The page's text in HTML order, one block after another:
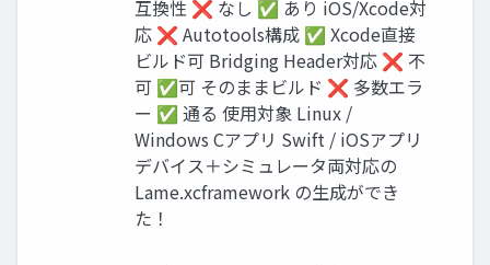
互換性 ❌ なし ✅ あり iOS/Xcode対
応 ❌ Autotools構成 ✅ Xcode直接
ビルド可 Bridging Header対応 ❌ 不
可 ✅可 そのままビルド ❌ 多数エラ
ー ✅ 通る 使用対象 Linux /
Windows Cアプリ Swift / iOSアプリ
デバイス＋シミュレータ両対応の
Lame.xcframework の生成ができ
た！